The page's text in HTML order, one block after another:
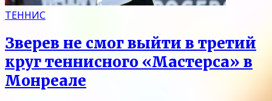
ТЕННИС
Зверев не смог выйти в третий
круг теннисного «Мастерса» в
Монреале